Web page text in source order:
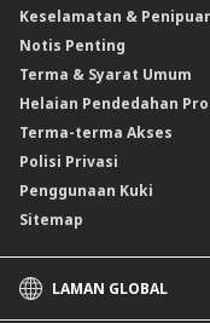
Skim Persaraan Swasta
Clicks Trader
Instrumen Deposit Boleh
Unit Amanah Harga Berubah
Keselamatan &
Notis Penting
Terma & Syarat Umum
Helaian Pendedahan
Terma-terma Akses
Polisi Privasi
Penggunaan Kuki
Sitemap
LAMAN GLOBAL